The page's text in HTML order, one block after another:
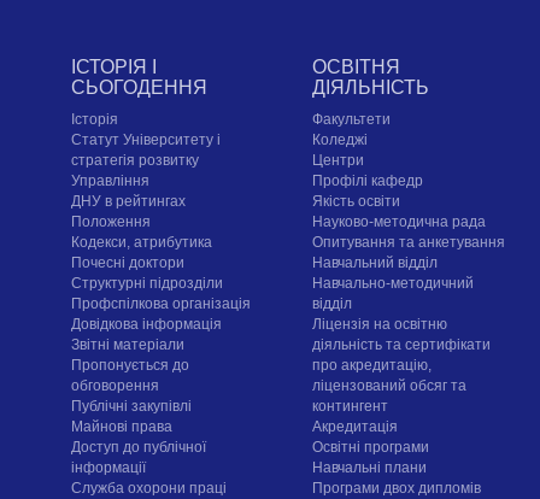
ІСТОРІЯ І
СЬОГОДЕННЯ
Історія
Статут Університету і
стратегія розвитку
Управління
ДНУ в рейтингах
Положення
Кодекси, атрибутика
Почесні доктори
Структурні підрозділи
Профспілкова організація
Довідкова інформація
Звітні матеріали
Пропонується до
обговорення
Публічні закупівлі
Майнові права
Доступ до публічної
інформації
Служба охорони праці
ОСВІТНЯ
ДІЯЛЬНІСТЬ
Факультети
Коледжі
Центри
Профілі кафедр
Якість освіти
Науково-методична рада
Опитування та анкетування
Навчальний відділ
Навчально-методичний
відділ
Ліцензія на освітню
діяльність та сертифікати
про акредитацію,
ліцензований обсяг та
контингент
Акредитація
Освітні програми
Навчальні плани
Програми двох дипломів